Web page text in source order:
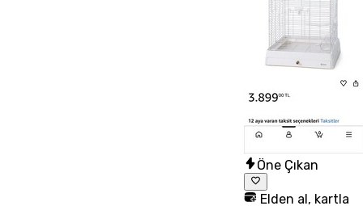
Öne Çıkan
Elden al, kartla